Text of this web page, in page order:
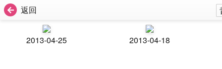
返回
2013-04-25 2013-04-18